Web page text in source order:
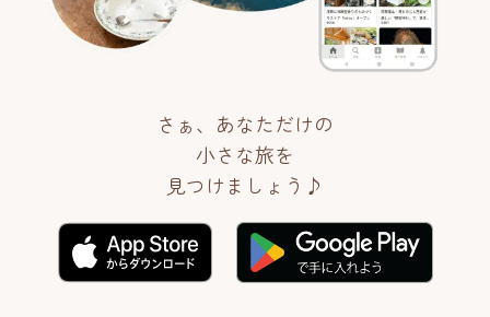
さぁ、あなただけの
小さな旅を
見つけましょう♪